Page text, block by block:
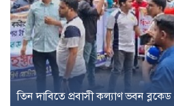
তিন দাবিতে প্রবাসী কল্যাণ ভবন